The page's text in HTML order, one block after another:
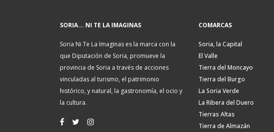
SORIA... NI TE LA IMAGINAS
Soria Ni Te La Imaginas es la marca con la
que Diputación de Soria, promueve la
provincia de Soria a través de acciones
vinculadas al turismo, el patrimonio
histórico, y natural, la gastronomía, el ocio y
la cultura.
COMARCAS
Soria, la Capital
El Valle
Tierra del Moncayo
Tierra del Burgo
La Soria Verde
La Ribera del Duero
Tierras Altas
Tierra de Almazán